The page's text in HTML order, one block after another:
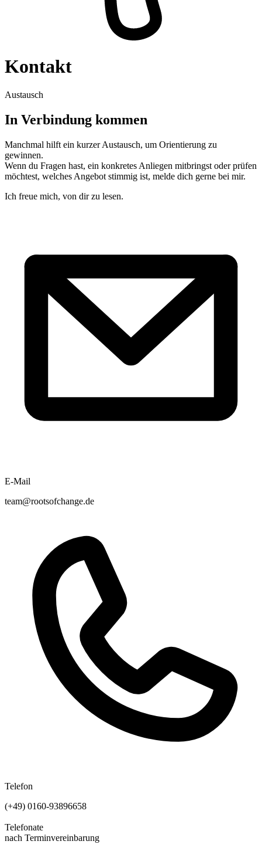
Kontakt
Austausch
In Verbindung kommen
Manchmal hilft ein kurzer Austausch, um Orientierung zu
gewinnen.
Wenn du Fragen hast, ein konkretes Anliegen mitbringst oder prüfen
möchtest, welches Angebot stimmig ist, melde dich gerne bei mir.
Ich freue mich, von dir zu lesen.
E-Mail
team@rootsofchange.de
Telefon
(+49) 0160-93896658
Telefonate
nach Terminvereinbarung